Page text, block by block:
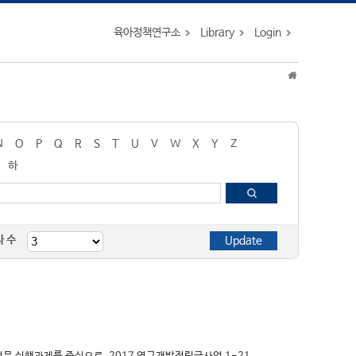
육아정책연구소 Library Login
O P Q R S T U V W X Y
Z
하
수